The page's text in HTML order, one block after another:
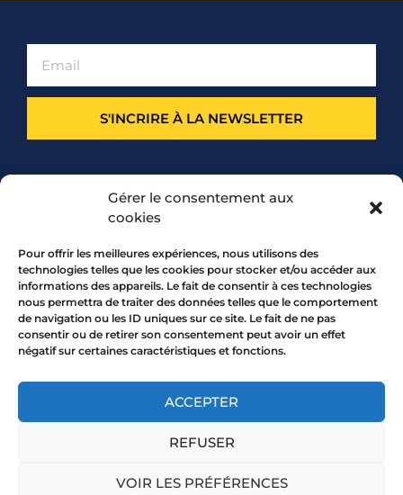
Gérer le consentement aux
cookies
Pour offrir les meilleures expériences, nous utilisons des
technologies telles que les cookies pour stocker et/ou accéder aux
informations des appareils. Le fait de consentir à ces technologies
nous permettra de traiter des données telles que le comportement
de navigation ou les ID uniques sur ce site. Le fait de ne pas
consentir ou de retirer son consentement peut avoir un effet
négatif sur certaines caractéristiques et fonctions.
ACCEPTER
REFUSER
VOIR LES PRÉFÉRENCES
S'INCRIRE À LA NEWSLETTER